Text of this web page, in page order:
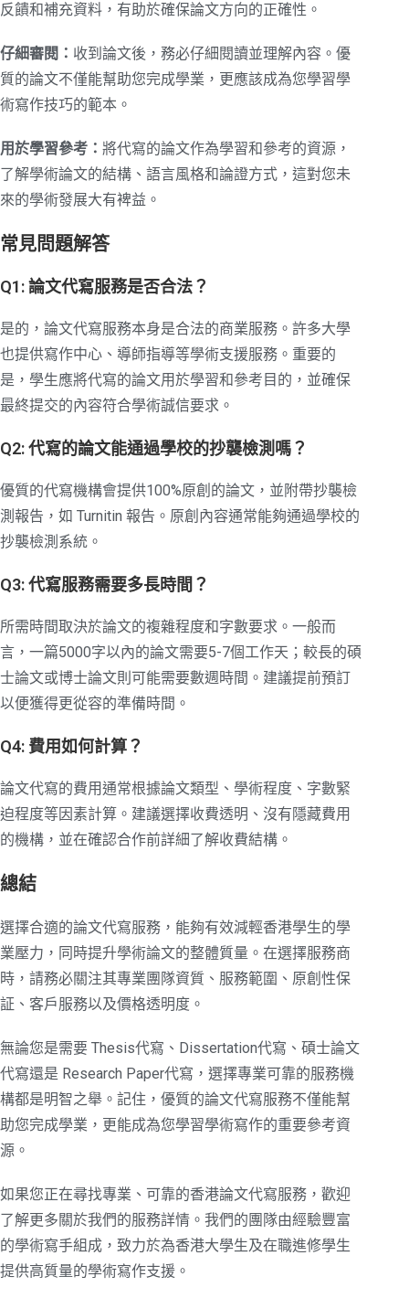
反饋和補充資料，有助於確保論文方向的正確性。
仔細審閱： 收到論文後，務必仔細閱讀並理解內容。優
質的論文不僅能幫助您完成學業，更應該成為您學習學
術寫作技巧的範本。
用於學習參考： 將代寫的論文作為學習和參考的資源，
了解學術論文的結構、語言風格和論證方式，這對您未
來的學術發展大有裨益。
常見問題解答
Q1: 論文代寫服務是否合法？
是的，論文代寫服務本身是合法的商業服務。許多大學
也提供寫作中心、導師指導等學術支援服務。重要的
是，學生應將代寫的論文用於學習和參考目的，並確保
最終提交的內容符合學術誠信要求。
Q2: 代寫的論文能通過學校的抄襲檢測嗎？
優質的代寫機構會提供100%原創的論文，並附帶抄襲檢
測報告，如 Turnitin 報告。原創內容通常能夠通過學校的
抄襲檢測系統。
Q3: 代寫服務需要多長時間？
所需時間取決於論文的複雜程度和字數要求。一般而
言，一篇5000字以內的論文需要5-7個工作天；較長的碩
士論文或博士論文則可能需要數週時間。建議提前預訂
以便獲得更從容的準備時間。
Q4: 費用如何計算？
論文代寫的費用通常根據論文類型、學術程度、字數緊
迫程度等因素計算。建議選擇收費透明、沒有隱藏費用
的機構，並在確認合作前詳細了解收費結構。
總結
選擇合適的論文代寫服務，能夠有效減輕香港學生的學
業壓力，同時提升學術論文的整體質量。在選擇服務商
時，請務必關注其專業團隊資質、服務範圍、原創性保
証、客戶服務以及價格透明度。
無論您是需要 Thesis代寫、Dissertation代寫、碩士論文
代寫還是 Research Paper代寫，選擇專業可靠的服務機
構都是明智之舉。記住，優質的論文代寫服務不僅能幫
助您完成學業，更能成為您學習學術寫作的重要參考資
源。
如果您正在尋找專業、可靠的香港論文代寫服務，歡迎
了解更多關於我們的服務詳情。我們的團隊由經驗豐富
的學術寫手組成，致力於為香港大學生及在職進修學生
提供高質量的學術寫作支援。